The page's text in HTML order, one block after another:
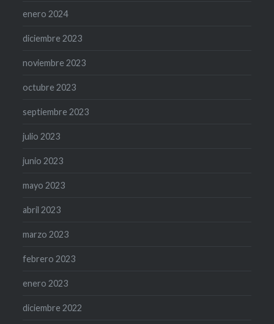
enero 2024
diciembre 2023
noviembre 2023
octubre 2023
septiembre 2023
julio 2023
junio 2023
mayo 2023
abril 2023
marzo 2023
febrero 2023
enero 2023
diciembre 2022